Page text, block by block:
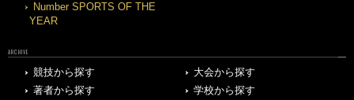
Number SPORTS OF THE
YEAR
ARCHIVE
競技から探す
大会から探す
著者から探す
学校から探す